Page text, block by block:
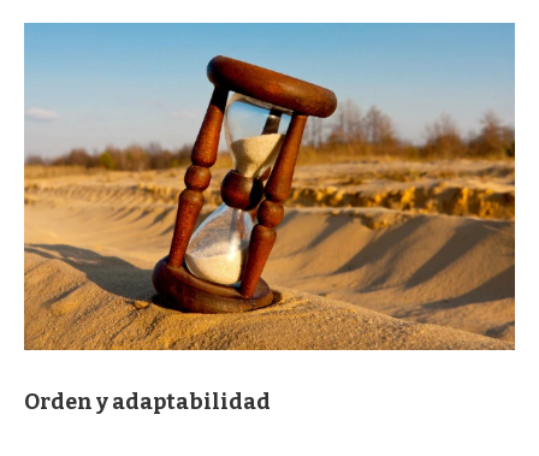
Orden y adaptabilidad